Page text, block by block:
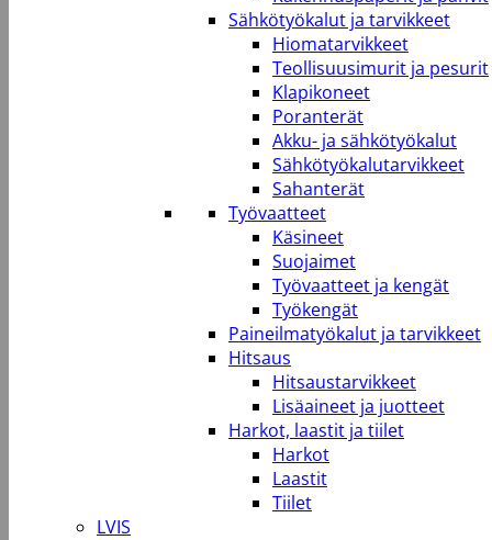
Sähkötyökalut ja tarvikkeet
Hiomatarvikkeet
Teollisuusimurit ja pesurit
Klapikoneet
Poranterät
Akku- ja sähkötyökalut
Sähkötyökalutarvikkeet
Sahanterät
Työvaatteet
Käsineet
Suojaimet
Työvaatteet ja kengät
Työkengät
Paineilmatyökalut ja tarvikkeet
Hitsaus
Hitsaustarvikkeet
Lisäaineet ja juotteet
Harkot, laastit ja tiilet
Harkot
Laastit
Tiilet
LVIS